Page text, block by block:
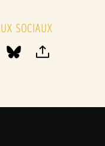
SOCIAUX